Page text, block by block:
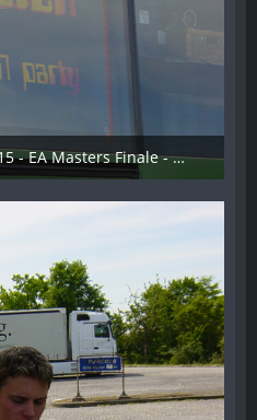
2007-05-04 - Boerde LAN 15 - EA Masters Finale - 026